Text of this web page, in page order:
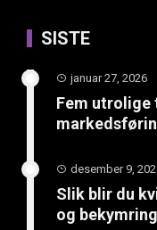
SISTE
januar 27, 2026
Fem utrolige
desember 9,
Slik blir du
og